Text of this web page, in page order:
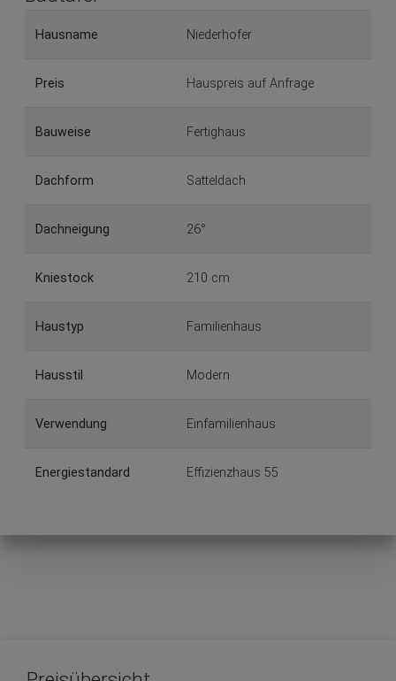
Hausname Niederhofer
Preis Hauspreis auf Anfrage
Bauweise Fertighaus
Dachform Satteldach
Dachneigung 26°
Kniestock 210 cm
Haustyp Familienhaus
Hausstil Modern
Verwendung Einfamilienhaus
Energiestandard Effizienzhaus 55